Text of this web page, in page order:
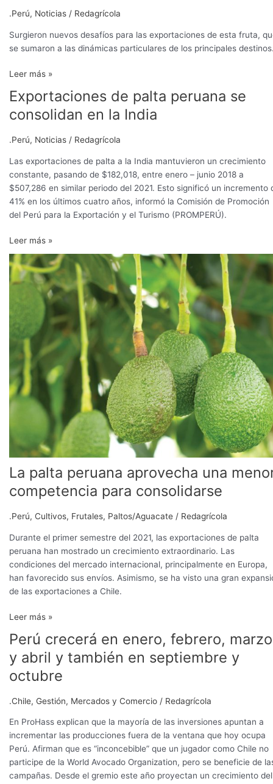
.Perú, Noticias / Redagrícola
Surgieron nuevos desafíos para las exportaciones de esta fruta,
se sumaron a las dinámicas particulares de los principales
peruana
afectan
campaña
exportadora
Leer más »
Exportaciones de palta peruana se
consolidan en la India
.Perú, Noticias / Redagrícola
Las exportaciones de palta a la India mantuvieron un crecimiento
constante, pasando de $182,018, entre enero – junio 2018 a
$507,286 en similar periodo del 2021. Esto significó un incremento
41% en los últimos cuatro años, informó la Comisión de Promoción
del Perú para la Exportación y el Turismo (PROMPERÚ).
Exportaciones
palta
peruana
consolidan
en
la
India
Leer más »
La palta peruana aprovecha una
competencia para consolidarse
.Perú, Cultivos, Frutales, Paltos/Aguacate / Redagrícola
Durante el primer semestre del 2021, las exportaciones de palta
peruana han mostrado un crecimiento extraordinario. Las
condiciones del mercado internacional, principalmente en Europa,
han favorecido sus envíos. Asimismo, se ha visto una gran
de las exportaciones a Chile.
La
palta
peruana
aprovecha
una
menor
competencia
para
consolidarse
Leer más »
Perú crecerá en enero, febrero, marzo
y abril y también en septiembre y
octubre
.Chile, Gestión, Mercados y Comercio / Redagrícola
En ProHass explican que la mayoría de las inversiones apuntan a
incrementar las producciones fuera de la ventana que hoy ocupa
Perú. Afirman que es “inconcebible” que un jugador como Chile no
participe de la World Avocado Organization, pero se beneficie de
campañas. Desde el gremio este año proyectan un crecimiento del
Perú
crecerá
en
enero,
marzo
y
abril
y
también